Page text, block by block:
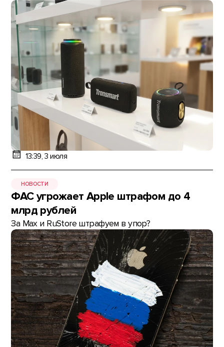
13:39, 3 июля
НОВОСТИ
ФАС угрожает Apple штрафом до 4
млрд рублей
За Max и RuStore штрафуем в упор?